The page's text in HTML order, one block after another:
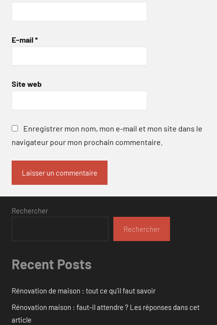
E-mail *
Site web
Enregistrer mon nom, mon e-mail et mon site dans le
navigateur pour mon prochain commentaire.
Rechercher
Rechercher
Recent Posts
Rénovation de maison : tout ce qu’il faut savoir
Rénovation maison : faut-il attendre ? Les réponses dans cet
article